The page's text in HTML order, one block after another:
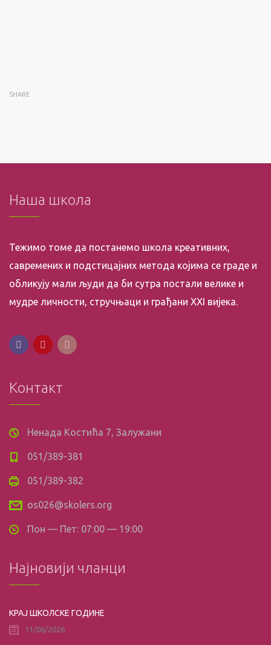
SHARE
Наша школа
Тежимо томе да постанемо школа креативних,
савремених и подстицајних метода којима се граде и
обликују мали људи да би сутра постали велике и
мудре личности, стручњаци и грађани XXI вијека.
Контакт
Ненада Костића 7, Залужани
051/389-381
051/389-382
os026@skolers.org
Пон — Пет: 07:00 — 19:00
Најновији чланци
КРАЈ ШКОЛСКЕ ГОДИНЕ
11/06/2026